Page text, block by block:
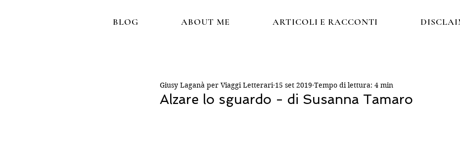
BLOG ABOUT ME ARTICOLI E RACCONTI
Alzare lo sguardo - di Susanna Tamaro
Giusy Laganà per Viaggi Letterari 15 set 2019 Tempo di lettura: 4 min